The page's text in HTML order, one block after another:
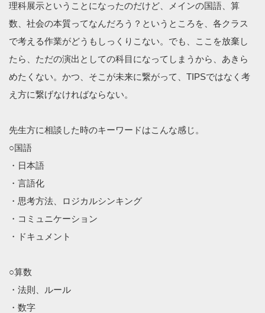
理科展示ということになったのだけど、メインの国語、算
数、社会の本質ってなんだろう？というところを、各クラス
で考える作業がどうもしっくりこない。でも、ここを放棄し
たら、ただの演出としての科目になってしまうから、あきら
めたくない。かつ、そこが未来に繋がって、TIPSではなく考
え方に繋げなければならない。
先生方に相談した時のキーワードはこんな感じ。
○国語
・日本語
・言語化
・思考方法、ロジカルシンキング
・コミュニケーション
・ドキュメント
○算数
・法則、ルール
・数字